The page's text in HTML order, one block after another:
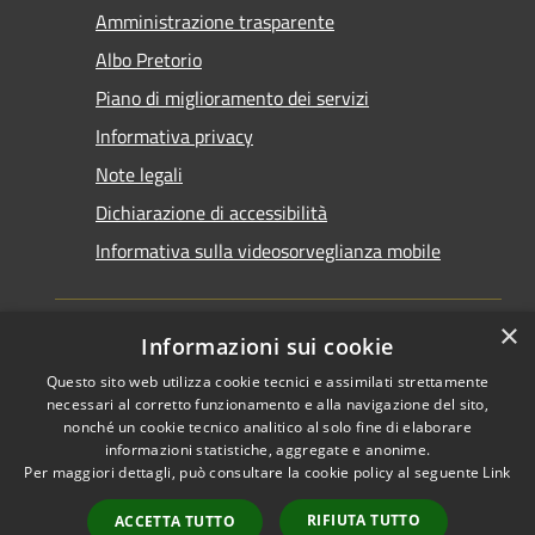
Amministrazione trasparente
Albo Pretorio
Piano di miglioramento dei servizi
Informativa privacy
Note legali
Dichiarazione di accessibilità
Informativa sulla videosorveglianza mobile
RSS
Accessibilità
Cookie
Mappa del sito
Copyright © 2026 • Comune di
Taranto • Powered by
Municipium•Accesso
redazione
×
Informazioni sui cookie
Questo sito web utilizza cookie tecnici e assimilati strettamente
necessari al corretto funzionamento e alla navigazione del sito,
nonché un cookie tecnico analitico al solo fine di elaborare
informazioni statistiche, aggregate e anonime.
Per maggiori dettagli, può consultare la cookie policy al seguente Link
ACCETTA TUTTO RIFIUTA TUTTO